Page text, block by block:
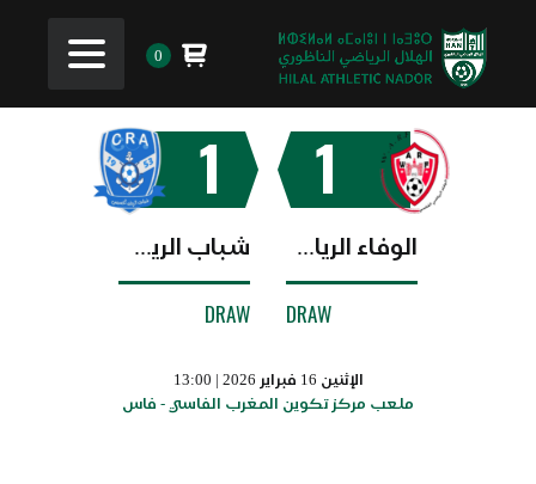
0
1
الوفاء الرياضي الفاسي
DRAW
1
شباب الريف الحسيمي
DRAW
الإثنين 16 فبراير 2026 | 13:00
ملعب مركز تكوين المغرب الفاسي - فاس